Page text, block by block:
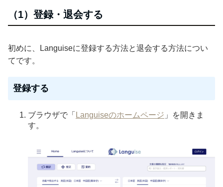
（1）登録・退会する
初めに、Languiseに登録する方法と退会する方法につい
てです。
登録する
ブラウザで「 Languiseのホームページ 」を開きま
す。